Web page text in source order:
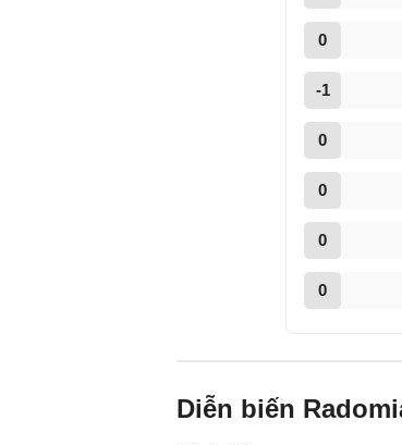
0
-1
0
0
0
0
Diễn biến